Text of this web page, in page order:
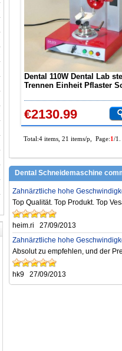
Dental 110W Dental Lab
Trennen Einheit Pflaster
DC2
€2130.99
Total:4 items, 21 items/p, Page:1/1.
Dental Schneidemaschine
Zahnärztliche hohe
Top Qualität. Top Produkt. Top
heim.ri
27/09/2013
Zahnärztliche hohe
Absolut zu empfehlen, und der
hk9 27/09/2013